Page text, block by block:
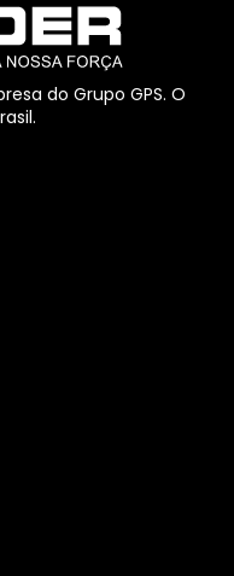
do Grupo GPS. O